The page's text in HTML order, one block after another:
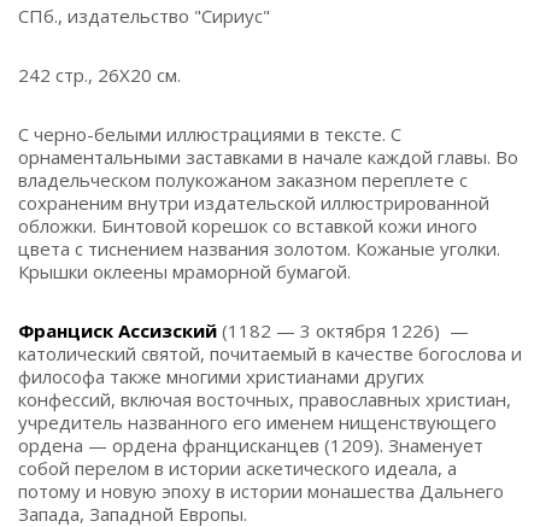
СПб., издательство "Сириус"
242 стр., 26Х20 см.
С черно-белыми иллюстрациями в тексте. С
орнаментальными заставками в начале каждой главы. Во
владельческом полукожаном заказном переплете с
сохраненим внутри издательской иллюстрированной
обложки. Бинтовой корешок со вставкой кожи иного
цвета с тиснением названия золотом. Кожаные уголки.
Крышки оклеены мраморной бумагой.
Франциск Ассизский (1182 — 3 октября 1226) —
католический святой, почитаемый в качестве богослова и
философа также многими христианами других
конфессий, включая восточных, православных христиан,
учредитель названного его именем нищенствующего
ордена — ордена францисканцев (1209). Знаменует
собой перелом в истории аскетического идеала, а
потому и новую эпоху в истории монашества Дальнего
Запада, Западной Европы.